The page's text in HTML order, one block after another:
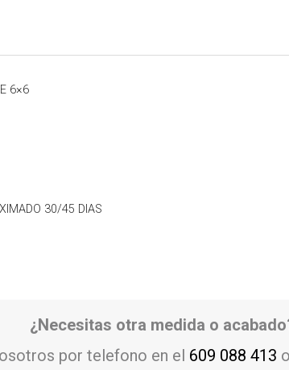
6×6
30/45 DIAS
¿Necesitas otra medida o
por telefono en el 609 088 413